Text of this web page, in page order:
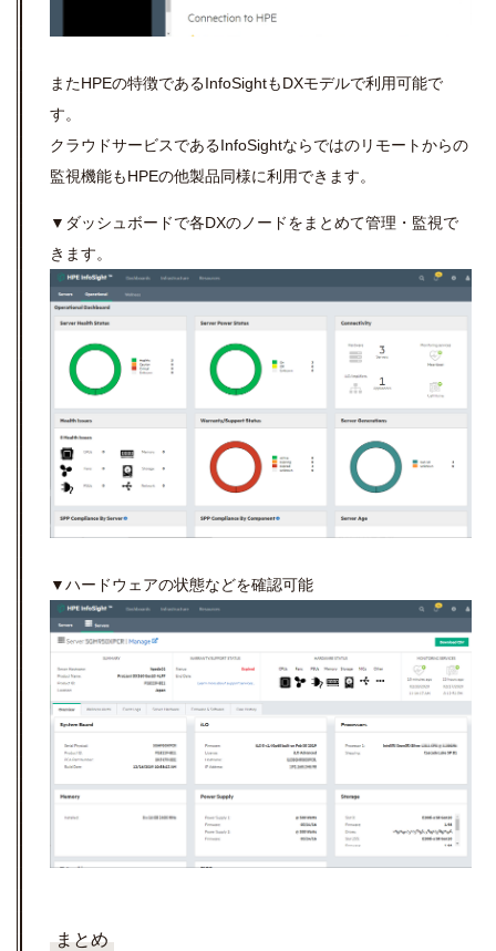
またHPEの特徴であるInfoSightもDXモデルで利用可能で
す。
クラウドサービスであるInfoSightならではのリモートからの
監視機能もHPEの他製品同様に利用できます。
▼ダッシュボードで各DXのノードをまとめて管理・監視で
きます。
▼ハードウェアの状態などを確認可能
まとめ